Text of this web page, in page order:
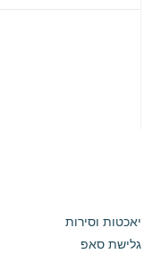
יאכטות וסירות
גלישת סאפ